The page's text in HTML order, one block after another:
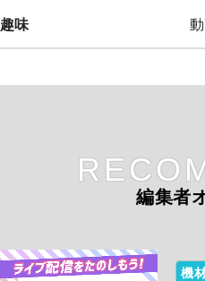
趣味
編集者
機